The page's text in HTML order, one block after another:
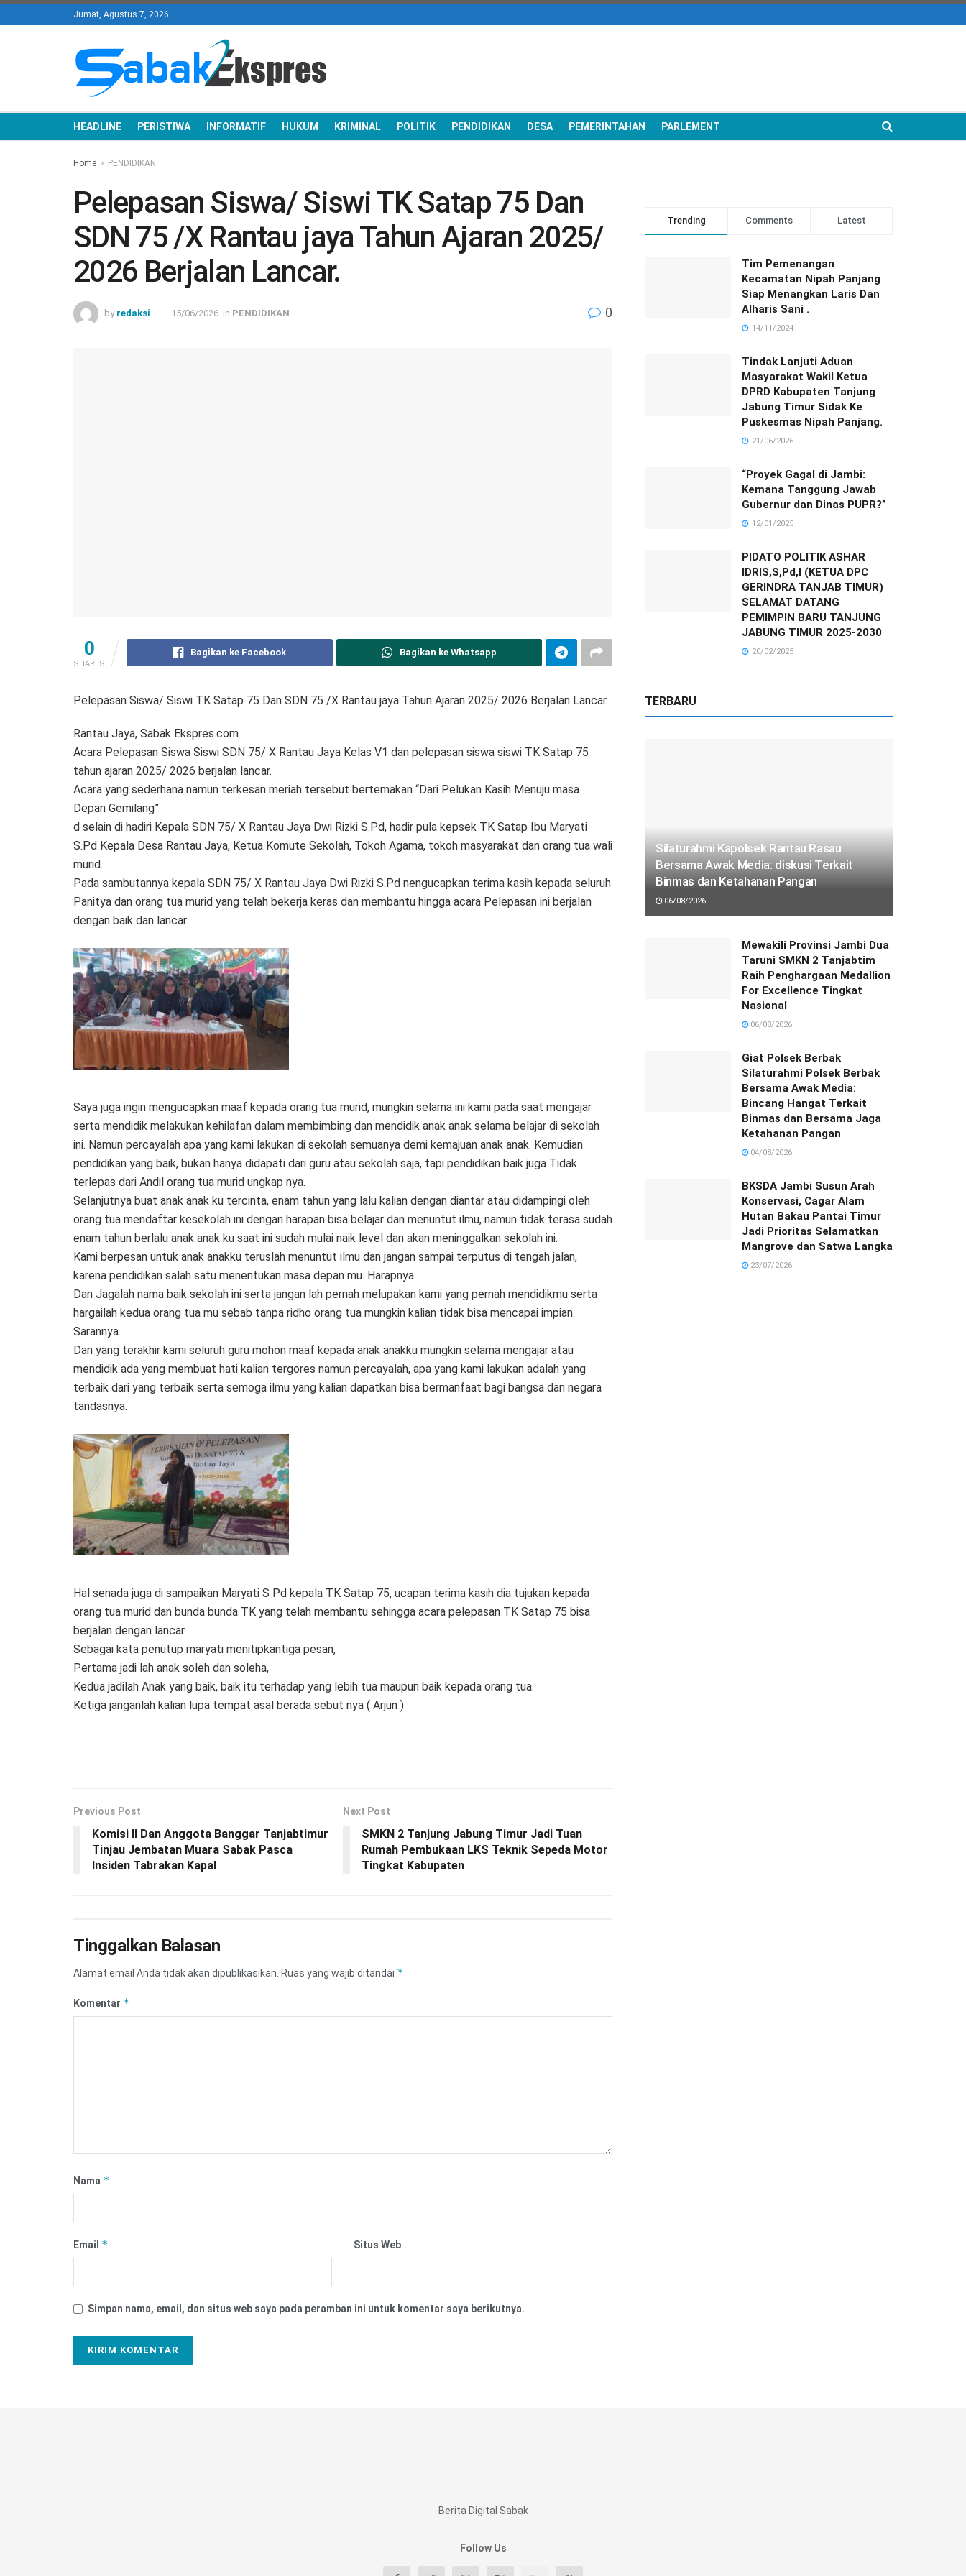
Jumat, Agustus 7, 2026
HEADLINE PERISTIWA INFORMATIF HUKUM KRIMINAL POLITIK PENDIDIKAN DESA PEMERINTAHAN PARLEMENT
Home PENDIDIKAN
Pelepasan Siswa/ Siswi TK Satap 75 Dan
SDN 75 /X Rantau jaya Tahun Ajaran 2025/
2026 Berjalan Lancar.
by redaksi 15/06/2026 in PENDIDIKAN 0
0
SHARES
Bagikan ke Facebook Bagikan ke Whatsapp
Pelepasan Siswa/ Siswi TK Satap 75 Dan SDN 75 /X Rantau jaya Tahun Ajaran 2025/ 2026 Berjalan Lancar.
Rantau Jaya, Sabak Ekspres.com
Acara Pelepasan Siswa Siswi SDN 75/ X Rantau Jaya Kelas V1 dan pelepasan siswa siswi TK Satap 75
tahun ajaran 2025/ 2026 berjalan lancar.
Acara yang sederhana namun terkesan meriah tersebut bertemakan “Dari Pelukan Kasih Menuju masa
Depan Gemilang”
d selain di hadiri Kepala SDN 75/ X Rantau Jaya Dwi Rizki S.Pd, hadir pula kepsek TK Satap Ibu Maryati
S.Pd Kepala Desa Rantau Jaya, Ketua Komute Sekolah, Tokoh Agama, tokoh masyarakat dan orang tua wali
murid.
Pada sambutannya kepala SDN 75/ X Rantau Jaya Dwi Rizki S.Pd nengucapkan terima kasih kepada seluruh
Panitya dan orang tua murid yang telah bekerja keras dan membantu hingga acara Pelepasan ini berjalan
dengan baik dan lancar.
Saya juga ingin mengucapkan maaf kepada orang tua murid, mungkin selama ini kami pada saat mengajar
serta mendidik melakukan kehilafan dalam membimbing dan mendidik anak anak selama belajar di sekolah
ini. Namun percayalah apa yang kami lakukan di sekolah semuanya demi kemajuan anak anak. Kemudian
pendidikan yang baik, bukan hanya didapati dari guru atau sekolah saja, tapi pendidikan baik juga Tidak
terlepas dari Andil orang tua murid ungkap nya.
Selanjutnya buat anak anak ku tercinta, enam tahun yang lalu kalian dengan diantar atau didampingi oleh
orang tua mendaftar kesekolah ini dengan harapan bisa belajar dan menuntut ilmu, namun tidak terasa sudah
enam tahun berlalu anak anak ku saat ini sudah mulai naik level dan akan meninggalkan sekolah ini.
Kami berpesan untuk anak anakku teruslah menuntut ilmu dan jangan sampai terputus di tengah jalan,
karena pendidikan salah satu menentukan masa depan mu. Harapnya.
Dan Jagalah nama baik sekolah ini serta jangan lah pernah melupakan kami yang pernah mendidikmu serta
hargailah kedua orang tua mu sebab tanpa ridho orang tua mungkin kalian tidak bisa mencapai impian.
Sarannya.
Dan yang terakhir kami seluruh guru mohon maaf kepada anak anakku mungkin selama mengajar atau
mendidik ada yang membuat hati kalian tergores namun percayalah, apa yang kami lakukan adalah yang
terbaik dari yang terbaik serta semoga ilmu yang kalian dapatkan bisa bermanfaat bagi bangsa dan negara
tandasnya.
Hal senada juga di sampaikan Maryati S Pd kepala TK Satap 75, ucapan terima kasih dia tujukan kepada
orang tua murid dan bunda bunda TK yang telah membantu sehingga acara pelepasan TK Satap 75 bisa
berjalan dengan lancar.
Sebagai kata penutup maryati menitipkantiga pesan,
Pertama jadi lah anak soleh dan soleha,
Kedua jadilah Anak yang baik, baik itu terhadap yang lebih tua maupun baik kepada orang tua.
Ketiga janganlah kalian lupa tempat asal berada sebut nya ( Arjun )
Previous Post
Komisi II Dan Anggota Banggar Tanjabtimur
Tinjau Jembatan Muara Sabak Pasca
Insiden Tabrakan Kapal
Next Post
SMKN 2 Tanjung Jabung Timur Jadi Tuan
Rumah Pembukaan LKS Teknik Sepeda Motor
Tingkat Kabupaten
Tinggalkan Balasan
Alamat email Anda tidak akan dipublikasikan. Ruas yang wajib ditandai *
Komentar *
Nama *
Email * Situs Web
Simpan nama, email, dan situs web saya pada peramban ini untuk komentar saya berikutnya.
Trending Comments Latest
Tim Pemenangan
Kecamatan Nipah Panjang
Siap Menangkan Laris Dan
Alharis Sani .
14/11/2024
Tindak Lanjuti Aduan
Masyarakat Wakil Ketua
DPRD Kabupaten Tanjung
Jabung Timur Sidak Ke
Puskesmas Nipah Panjang.
21/06/2026
“Proyek Gagal di Jambi:
Kemana Tanggung Jawab
Gubernur dan Dinas PUPR?”
12/01/2025
PIDATO POLITIK ASHAR
IDRIS,S,Pd,I (KETUA DPC
GERINDRA TANJAB TIMUR)
SELAMAT DATANG
PEMIMPIN BARU TANJUNG
JABUNG TIMUR 2025-2030
20/02/2025
TERBARU
Silaturahmi Kapolsek Rantau Rasau
Bersama Awak Media: diskusi Terkait
Binmas dan Ketahanan Pangan
06/08/2026
Mewakili Provinsi Jambi Dua
Taruni SMKN 2 Tanjabtim
Raih Penghargaan Medallion
For Excellence Tingkat
Nasional
06/08/2026
Giat Polsek Berbak
Silaturahmi Polsek Berbak
Bersama Awak Media:
Bincang Hangat Terkait
Binmas dan Bersama Jaga
Ketahanan Pangan
04/08/2026
BKSDA Jambi Susun Arah
Konservasi, Cagar Alam
Hutan Bakau Pantai Timur
Jadi Prioritas Selamatkan
Mangrove dan Satwa Langka
23/07/2026
Berita Digital Sabak
Follow Us